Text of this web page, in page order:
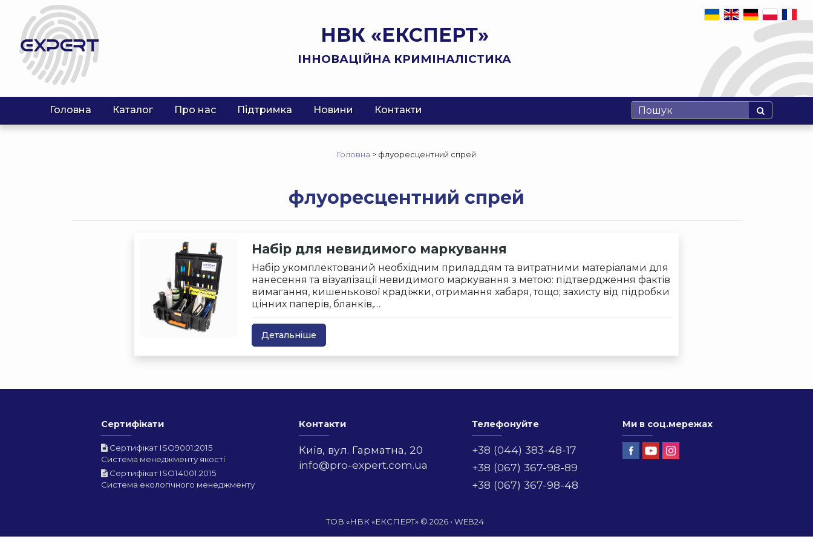
НВК «ЕКСПЕРТ»
ІННОВАЦІЙНА КРИМІНАЛІСТИКА
Головна Каталог Про нас Підтримка Новини Контакти
Головна > флуоресцентний спрей
флуоресцентний спрей
Набір для невидимого маркування
Набір укомплектований необхідним приладдям та витратними матеріалами для
нанесення та візуалізації невидимого маркування з метою: підтвердження фактів
вимагання, кишенькової крадіжки, отримання хабаря, тощо; захисту від підробки
цінних паперів, бланків,…
Детальніше
Сертифікати
Сертифікат ISO9001:2015
Система менеджменту якості
Сертифікат ISO14001:2015
Система екологічного менеджменту
Контакти
Київ, вул. Гарматна, 20
info@pro-expert.com.ua
Телефонуйте
+38 (044) 383-48-17
+38 (067) 367-98-89
+38 (067) 367-98-48
Ми в соц.мережах
ТОВ «НВК «ЕКСПЕРТ» © 2026 • WEB24